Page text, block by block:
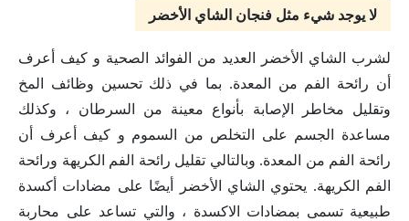
لا يوجد شيء مثل فنجان الشاي الأخضر
لشرب الشاي الأخضر العديد من الفوائد الصحية و كيف أعرف
أن رائحة الفم من المعدة. بما في ذلك تحسين وظائف المخ
وتقليل مخاطر الإصابة بأنواع معينة من السرطان ، وكذلك
مساعدة الجسم على التخلص من السموم و كيف أعرف أن
رائحة الفم من المعدة. وبالتالي تقليل رائحة الفم الكريهة ورائحة
الفم الكريهة. يحتوي الشاي الأخضر أيضًا على مضادات أكسدة
طبيعية تسمى بمضادات الاكسدة ، والتي تساعد على محاربة